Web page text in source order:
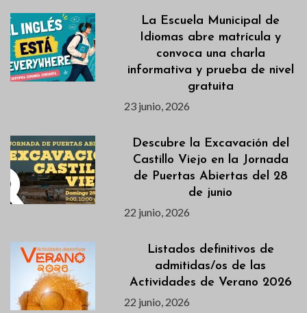
La Escuela Municipal de
Idiomas abre matrícula y
convoca una charla
informativa y prueba de nivel
gratuita
23 junio, 2026
Descubre la Excavación del
Castillo Viejo en la Jornada
de Puertas Abiertas del 28
de junio
22 junio, 2026
Listados definitivos de
admitidas/os de las
Actividades de Verano 2026
22 junio, 2026